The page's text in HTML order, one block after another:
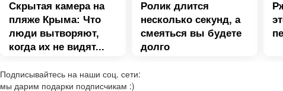
Скрытая камера на
пляже Крыма: Что
люди вытворяют,
когда их не видят...
Ролик длится
несколько секунд, а
смеяться вы будете
долго
Подписывайтесь на наши соц. сети:
мы дарим подарки подписчикам :)